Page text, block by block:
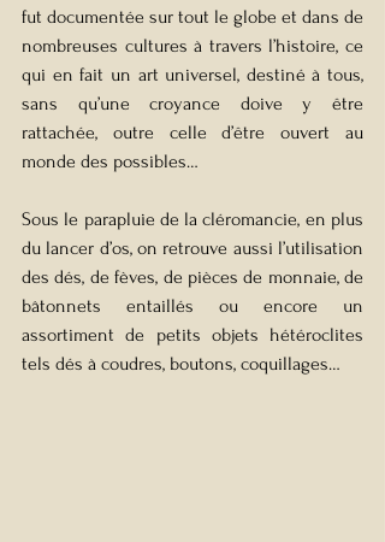
fut documentée sur tout le globe et dans de
nombreuses cultures à travers l’histoire, ce
qui en fait un art universel, destiné à tous,
sans qu’une croyance doive y être
rattachée, outre celle d’être ouvert au
monde des possibles…
Sous le parapluie de la cléromancie, en plus
du lancer d’os, on retrouve aussi l’utilisation
des dés, de fèves, de pièces de monnaie, de
bâtonnets entaillés ou encore un
assortiment de petits objets hétéroclites
tels dés à coudres, boutons, coquillages…